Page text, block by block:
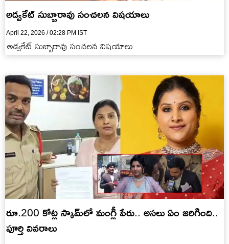
అడ్వకేట్ సుబ్బారావు సంచలన విషయాలు
April 22, 2026 / 02:28 PM IST
అడ్వకేట్ సుబ్బారావు సంచలన విషయాలు
రూ.200 కోట్ల స్కామ్‌లో మంగ్లీ పేరు.. అసలు ఏం జరిగింది..
పూర్తి వివరాలు